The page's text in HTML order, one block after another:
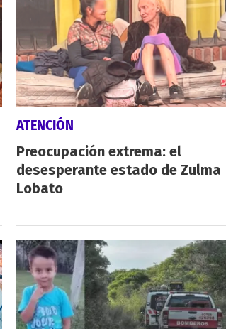
ATENCIÓN
Preocupación extrema: el
desesperante estado de Zulma
Lobato